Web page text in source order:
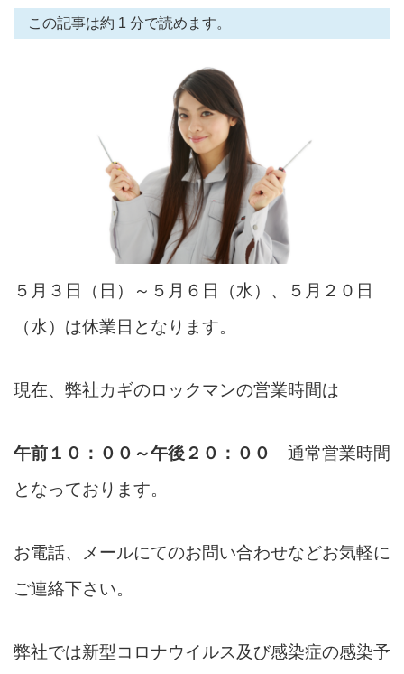
この記事は約 1 分で読めます。
５月３日（日）～５月６日（水）、５月２０日
（水）は休業日となります。
現在、弊社カギのロックマンの営業時間は
午前１０：００～午後２０：００
通常営業時間
となっております。
お電話、メールにてのお問い合わせなどお気軽に
ご連絡下さい。
弊社では新型コロナウイルス及び感染症の感染予